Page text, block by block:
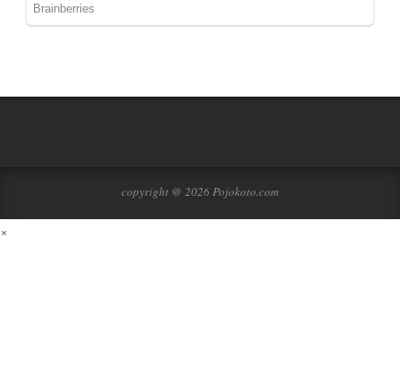
copyright @ 2026 Pojokoto.com
×